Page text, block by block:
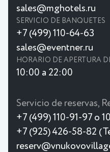
sales@mghotels.ru
SERVICIO DE BANQUETES
+7 (499) 110-64-63
sales@eventner.ru
HORARIO DE APERTURA
10:00 a 22:00
Servicio de reservas,
+7 (499) 110-91-97 o
+7 (925) 426-58-82